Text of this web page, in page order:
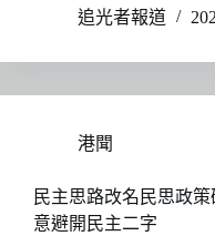
追光者報道
港聞
民主思路改名民思政
意避開民主二字